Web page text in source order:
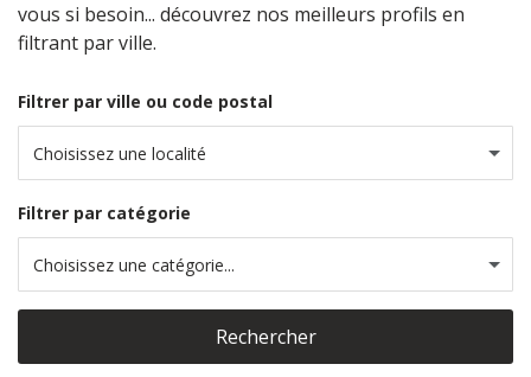
vous si besoin... découvrez nos meilleurs profils en
filtrant par ville.
Filtrer par ville ou code postal
Choisissez une localité
Filtrer par catégorie
Choisissez une catégorie...
Rechercher